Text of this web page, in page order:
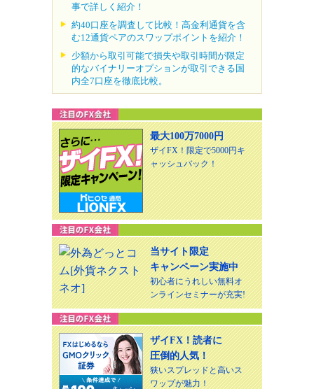
事で詳しく紹介！
約40口座を調査して比較！高金利通貨を含
む12通貨ペアのスワップポイントを紹介！
少額から取引可能で損失や取引時間が限定
的なバイナリーオプションが取引できる国
内全7口座を徹底比較。
最大100万7000円
ザイFX！限定で5000円キ
ャッシュバック！
当サイト限定
キャンペーン実施中
初心者にうれしい無料オ
ンラインセミナーが充実!
ザイFX！読者に
圧倒的人気！
狭いスプレッドと高いス
ワップが魅力！